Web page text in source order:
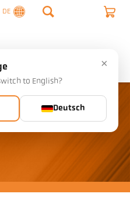
DE
×
to English?
Deutsch